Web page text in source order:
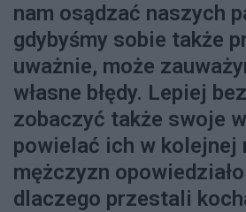
nam osądzać naszych
gdybyśmy sobie także
uważnie, może
własne błędy. Lepiej
zobaczyć także swoje
powielać ich w kolejnej
mężczyzn
dlaczego przestali